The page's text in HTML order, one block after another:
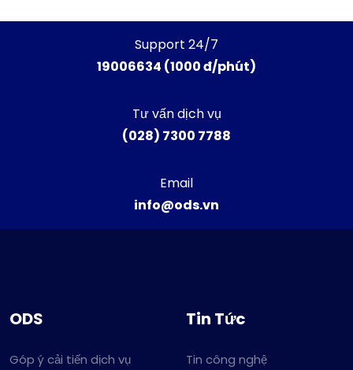
Support 24/7
19006634 (1000 đ/phút)
Tư vấn dịch vụ
(028) 7300 7788
Email
info@ods.vn
ODS
Góp ý cải tiến dịch vụ
Tin Tức
Tin công nghệ